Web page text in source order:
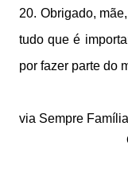
20. Obrigado,
tudo que é
por fazer parte do
via Sempre Família